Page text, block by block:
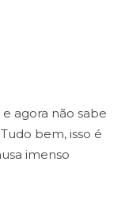
agora não sabe
bem, isso é
imenso